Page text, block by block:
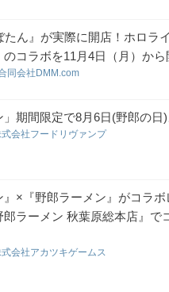
たん』が実際に開店！ホロラ
コラボを11月4日（月）から
同会社DMM.com
期間限定で8月6日(野郎の日)
式会社フードリヴァンプ
』×『野郎ラーメン』がコラ
ラーメン 秋葉原総本店』で
式会社アカツキゲームス